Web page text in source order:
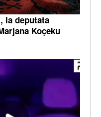
la deputata
Koçeku